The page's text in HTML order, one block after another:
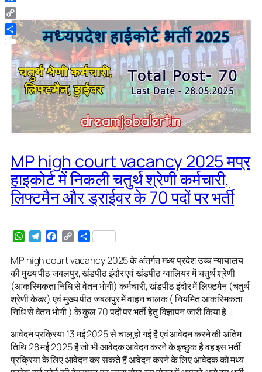
MP high court vacancy 2025 मप्र
हाइकोर्ट में निकली चतुर्थ श्रेणी कर्मचारी,
लिफ्टमैन और ड्राईवर के 70 पदों पर भर्ती
WhatsApp
TelegramFacebook
CopyShare
MP high court vacancy 2025 के अंतर्गत मध्य प्रदेश उच्च न्यायालय
की मुख्य पीठ जबलपुर, खंडपीठ इंदौर एवं खंडपीठ ग्वालियर में चतुर्थ श्रेणी
(आकस्मिकता निधि से वेतन भोगी) कर्मचारी, खंडपीठ इंदौर में लिफ्टमैन (चतुर्थ
श्रेणी केडर) एवं मुख्य पीठ जबलपुर में वाहन चालक ( नियमित आकस्मिकता
निधि से वेतन भोगी ) के कुल 70 पदों पर भर्ती हेतु विज्ञापन जारी किया हे ।
आवेदन प्रक्रिया 13 मई 2025 से चालू हो गई है एवं आवेदन करने की अंतिम
तिथि 28 मई 2025 है जो भी आवेदक आवेदन करने के इच्छुक है वह इस भर्ती
प्रक्रिया के लिए आवेदन कर सकते हैं आवेदन करने के लिए आवेदक को मध्य
Facebook
Copy
Link
Share